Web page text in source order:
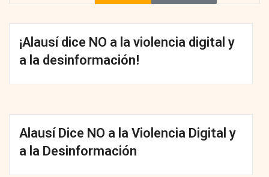
¡Alausí dice NO a la violencia digital y
a la desinformación!
Alausí Dice NO a la Violencia Digital y
a la Desinformación